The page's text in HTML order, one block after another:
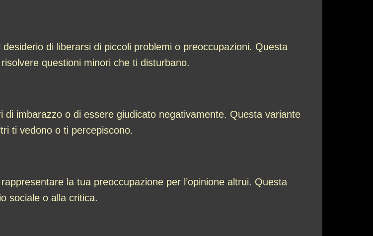
di liberarsi di piccoli problemi o preoccupazioni. Questa
questioni minori che ti disturbano.
imbarazzo o di essere giudicato negativamente. Questa variante
ti vedono o ti percepiscono.
la tua preoccupazione per l’opinione altrui. Questa
sociale o alla critica.